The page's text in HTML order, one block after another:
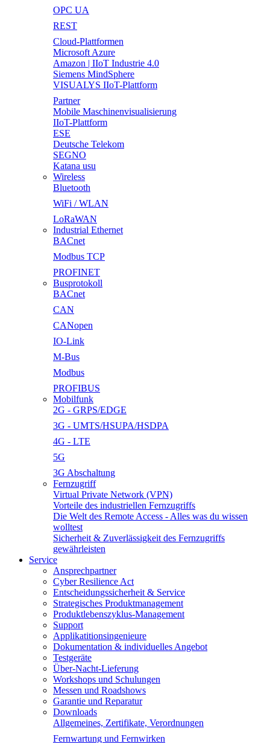
OPC UA
REST
Cloud-Plattformen
Microsoft Azure
Amazon | IIoT Industrie 4.0
Siemens MindSphere
VISUALYS IIoT-Plattform
Partner
Mobile Maschinenvisualisierung
IIoT-Plattform
ESE
Deutsche Telekom
SEGNO
Katana usu
Wireless
Bluetooth
WiFi / WLAN
LoRaWAN
Industrial Ethernet
BACnet
Modbus TCP
PROFINET
Busprotokoll
BACnet
CAN
CANopen
IO-Link
M-Bus
Modbus
PROFIBUS
Mobilfunk
2G - GRPS/EDGE
3G - UMTS/HSUPA/HSDPA
4G - LTE
5G
3G Abschaltung
Fernzugriff
Virtual Private Network (VPN)
Vorteile des industriellen Fernzugriffs
Die Welt des Remote Access - Alles was du wissen
wolltest
Sicherheit & Zuverlässigkeit des Fernzugriffs
gewährleisten
Service
Ansprechpartner
Cyber Resilience Act
Entscheidungssicherheit & Service
Strategisches Produktmanagement
Produktlebenszyklus-Management
Support
Applikatitionsingenieure
Dokumentation & individuelles Angebot
Testgeräte
Über-Nacht-Lieferung
Workshops und Schulungen
Messen und Roadshows
Garantie und Reparatur
Downloads
Allgemeines, Zertifikate, Verordnungen
Fernwartung und Fernwirken